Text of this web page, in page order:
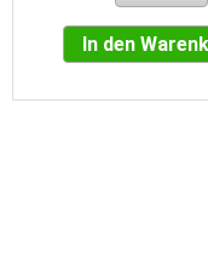
In den